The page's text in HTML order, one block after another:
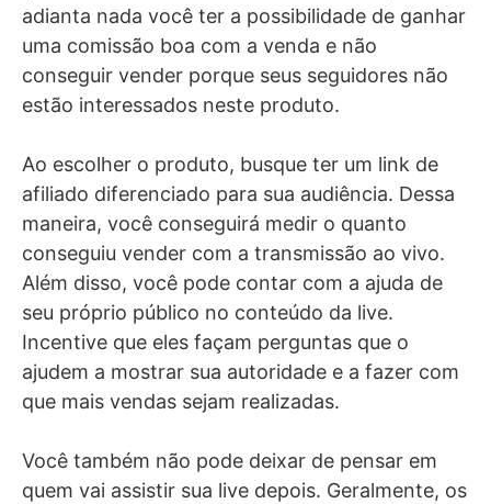
adianta nada você ter a possibilidade de ganhar
uma comissão boa com a venda e não
conseguir vender porque seus seguidores não
estão interessados neste produto.
Ao escolher o produto, busque ter um link de
afiliado diferenciado para sua audiência. Dessa
maneira, você conseguirá medir o quanto
conseguiu vender com a transmissão ao vivo.
Além disso, você pode contar com a ajuda de
seu próprio público no conteúdo da live.
Incentive que eles façam perguntas que o
ajudem a mostrar sua autoridade e a fazer com
que mais vendas sejam realizadas.
Você também não pode deixar de pensar em
quem vai assistir sua live depois. Geralmente, os